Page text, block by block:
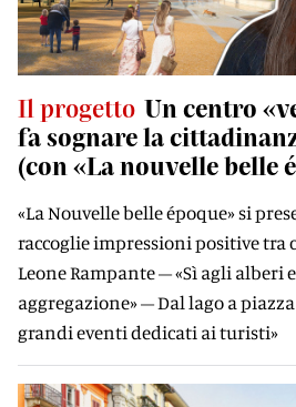
Il progetto Un centro
fa sognare la
(con «La nouvelle belle
«La Nouvelle belle époque» si
raccoglie impressioni positive tra
Leone Rampante – «Sì agli alberi
aggregazione» – Dal lago a
grandi eventi dedicati ai turisti»